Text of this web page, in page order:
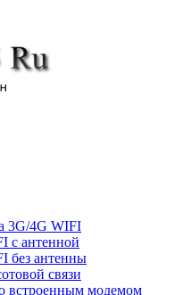
3G/4G WIFI
с антенной
без антенны
связи
встроенным модемом